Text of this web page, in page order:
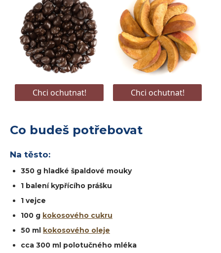
Co budeš potřebovat
Na těsto:
350 g hladké špaldové mouky
1 balení kypřícího prášku
1 vejce
100 g kokosového cukru
50 ml kokosového oleje
cca 300 ml polotučného mléka